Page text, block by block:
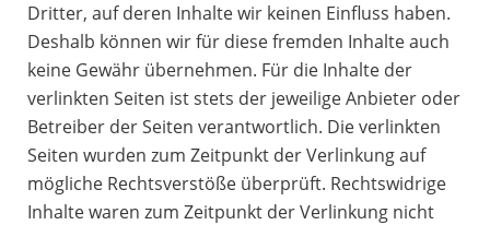
Dritter, auf deren Inhalte wir keinen Einfluss haben.
Deshalb können wir für diese fremden Inhalte auch
keine Gewähr übernehmen. Für die Inhalte der
verlinkten Seiten ist stets der jeweilige Anbieter oder
Betreiber der Seiten verantwortlich. Die verlinkten
Seiten wurden zum Zeitpunkt der Verlinkung auf
mögliche Rechtsverstöße überprüft. Rechtswidrige
Inhalte waren zum Zeitpunkt der Verlinkung nicht